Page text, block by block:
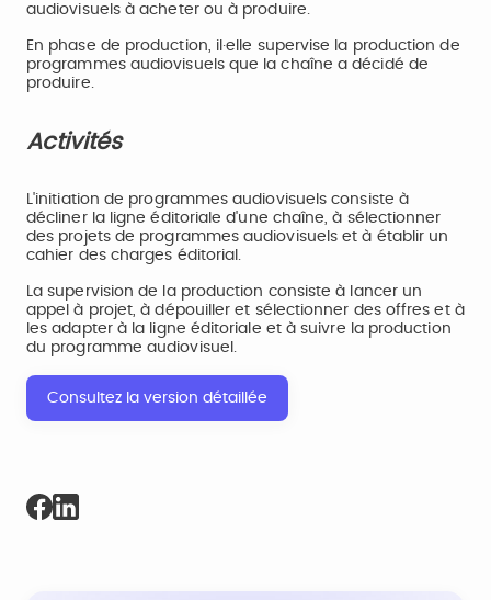
audiovisuels à acheter ou à produire.
En phase de production, il·elle supervise la production de
programmes audiovisuels que la chaîne a décidé de
produire.
Activités
L'initiation de programmes audiovisuels consiste à
décliner la ligne éditoriale d'une chaîne, à sélectionner
des projets de programmes audiovisuels et à établir un
cahier des charges éditorial.
La supervision de la production consiste à lancer un
appel à projet, à dépouiller et sélectionner des offres et à
les adapter à la ligne éditoriale et à suivre la production
du programme audiovisuel.
Consultez la version détaillée